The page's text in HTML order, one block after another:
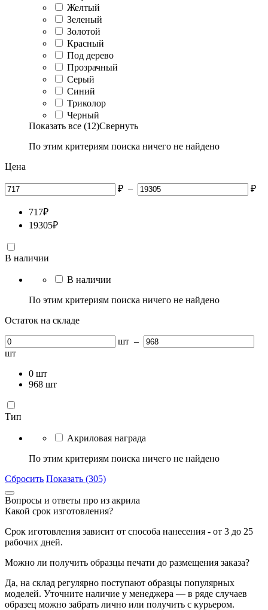
Желтый
Зеленый
Золотой
Красный
Под дерево
Прозрачный
Серый
Синий
Триколор
Черный
Показать все (12)Свернуть
По этим критериям поиска ничего не найдено
Цена
₽ – ₽
717₽
19305₽
В наличии
В наличии
По этим критериям поиска ничего не найдено
Остаток на складе
шт –
шт
0 шт
968 шт
Тип
Акриловая награда
По этим критериям поиска ничего не найдено
Сбросить Показать (305)
Вопросы и ответы про из акрила
Какой срок изготовления?
Срок иготовления зависит от способа нанесения - от 3 до 25
рабочих дней.
Можно ли получить образцы печати до размещения заказа?
Да, на склад регулярно поступают образцы популярных
моделей. Уточните наличие у менеджера — в ряде случаев
образец можно забрать лично или получить с курьером.